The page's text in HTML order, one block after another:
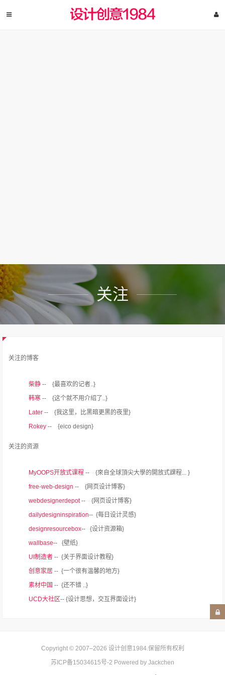
关注
关注的博客
柴静 -- {最喜欢的记者..}
韩寒 -- {这个就不用介绍了..}
Later -- {我这里，比黑暗更黑的夜里}
Rokey -- {eico design}
关注的资源
MyOOPS开放式课程 -- {來自全球頂尖大學的開放式課程... }
free-web-design -- {网页设计博客}
webdesignerdepot-- {网页设计博客}
dailydesigninspiration-- {每日设计灵感}
designresourcebox-- {设计资源箱}
wallbase-- {壁纸}
UI制造者 -- {关于界面设计教程}
创意家居 -- {一个很有温馨的地方}
素材中国 -- {还不错 ..}
UCD大社区-- {设计思想，交互界面设计}
Copyright © 2007–2026 设计创意1984.保留所有权利
苏ICP备15034615号-2 Powered by Jackchen